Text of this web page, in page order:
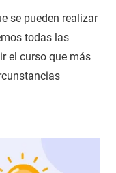
se pueden realizar
todas las
el curso que más